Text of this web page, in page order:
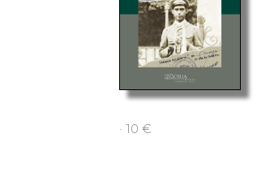
· 10 €